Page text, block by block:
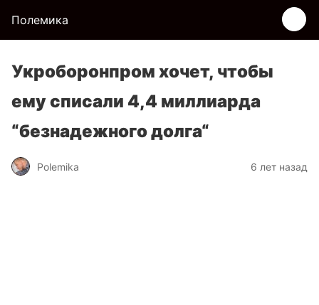
Полемика
Укроборонпром хочет, чтобы
ему списали 4,4 миллиарда
“безнадежного долга“
Polemika 6 лет назад